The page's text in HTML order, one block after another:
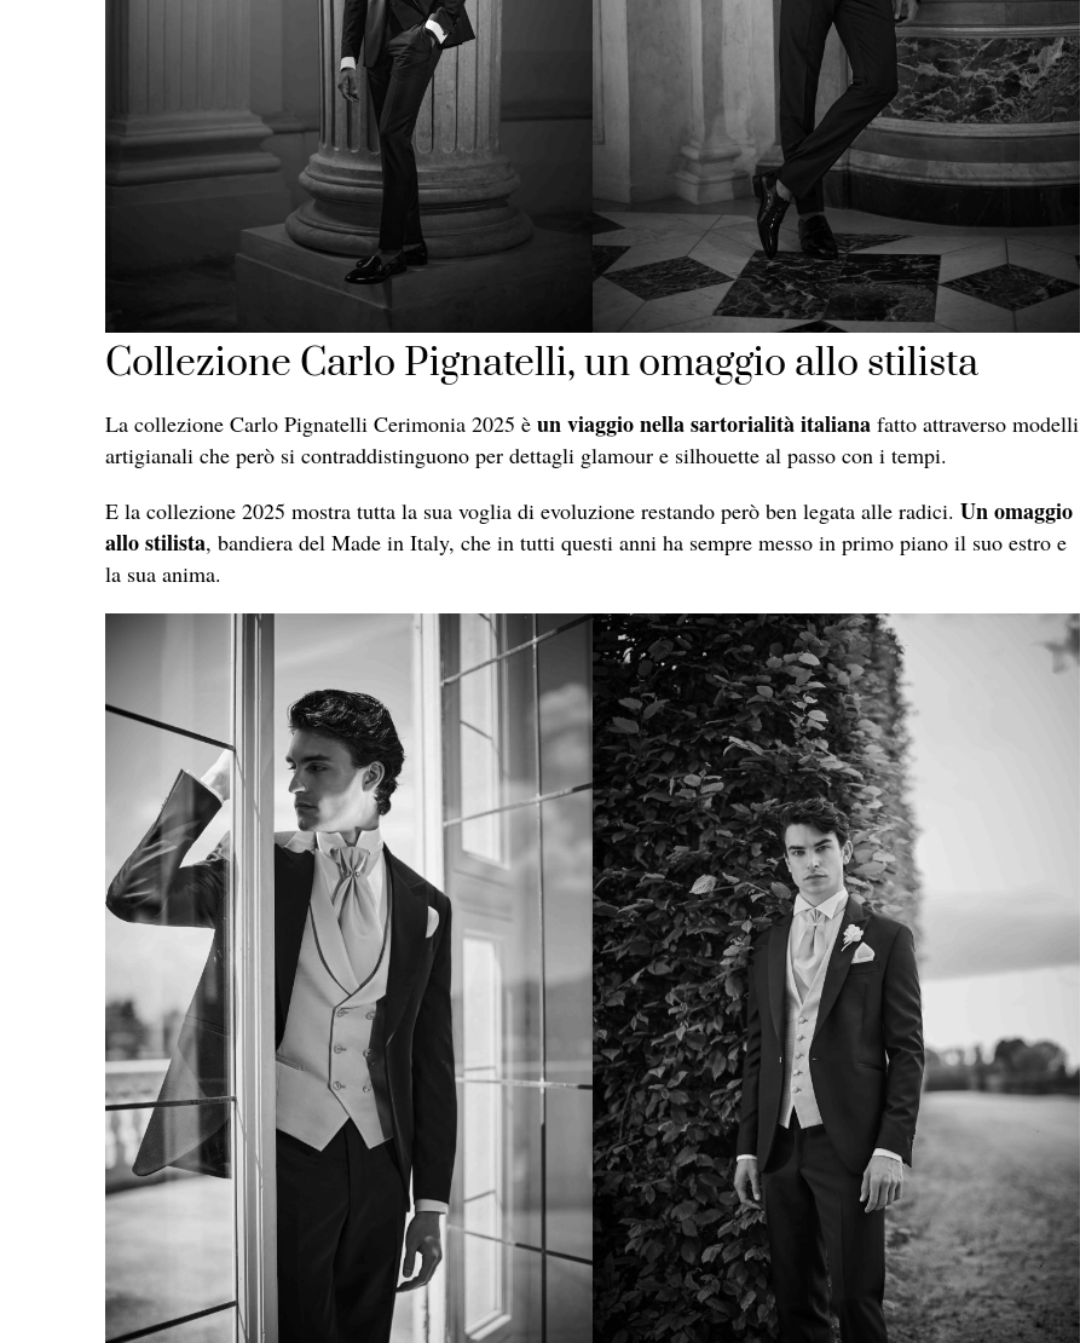
Collezione Carlo Pignatelli, un omaggio allo stilista
La collezione Carlo Pignatelli Cerimonia 2025 è un viaggio nella sartorialità italiana fatto attraverso modelli
artigianali che però si contraddistinguono per dettagli glamour e silhouette al passo con i tempi.
E la collezione 2025 mostra tutta la sua voglia di evoluzione restando però ben legata alle radici. Un omaggio
allo stilista, bandiera del Made in Italy, che in tutti questi anni ha sempre messo in primo piano il suo estro e
la sua anima.